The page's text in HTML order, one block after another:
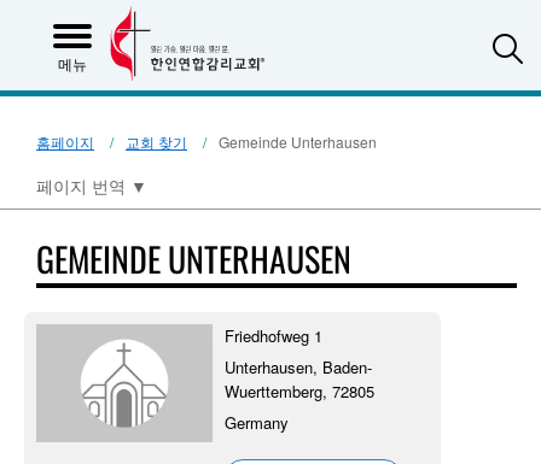
메뉴
홈페이지 교회 찾기 Gemeinde Unterhausen
페이지 번역 ▼
GEMEINDE UNTERHAUSEN
Friedhofweg 1
Unterhausen, Baden-
Wuerttemberg, 72805
Germany